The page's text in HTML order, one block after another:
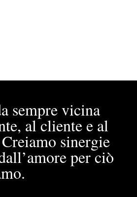
sempre vicina
al cliente e al
sinergie
per ciò